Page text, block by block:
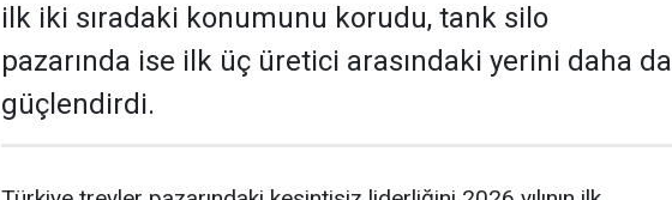
ilk iki sıradaki konumunu korudu, tank silo
pazarında ise ilk üç üretici arasındaki yerini daha da
güçlen­dirdi.